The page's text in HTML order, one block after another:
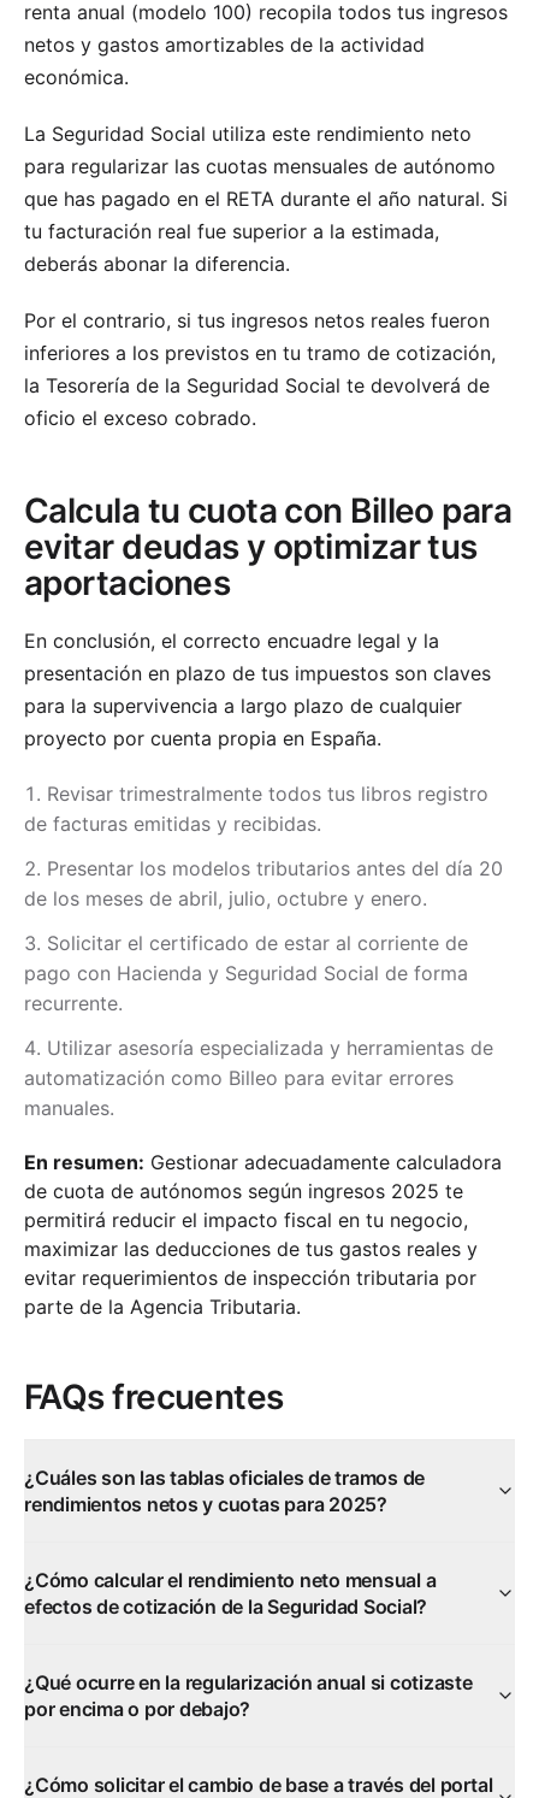
renta anual (modelo 100) recopila todos tus ingresos
netos y gastos amortizables de la actividad
económica.
La Seguridad Social utiliza este rendimiento neto
para regularizar las cuotas mensuales de autónomo
que has pagado en el RETA durante el año natural. Si
tu facturación real fue superior a la estimada,
deberás abonar la diferencia.
Por el contrario, si tus ingresos netos reales fueron
inferiores a los previstos en tu tramo de cotización,
la Tesorería de la Seguridad Social te devolverá de
oficio el exceso cobrado.
Calcula tu cuota con Billeo para
evitar deudas y optimizar tus
aportaciones
En conclusión, el correcto encuadre legal y la
presentación en plazo de tus impuestos son claves
para la supervivencia a largo plazo de cualquier
proyecto por cuenta propia en España.
Revisar trimestralmente todos tus libros registro
de facturas emitidas y recibidas.
Presentar los modelos tributarios antes del día 20
de los meses de abril, julio, octubre y enero.
Solicitar el certificado de estar al corriente de
pago con Hacienda y Seguridad Social de forma
recurrente.
Utilizar asesoría especializada y herramientas de
automatización como Billeo para evitar errores
manuales.
En resumen: Gestionar adecuadamente calculadora
de cuota de autónomos según ingresos 2025 te
permitirá reducir el impacto fiscal en tu negocio,
maximizar las deducciones de tus gastos reales y
evitar requerimientos de inspección tributaria por
parte de la Agencia Tributaria.
FAQs frecuentes
¿Cuáles son las tablas oficiales de tramos de
rendimientos netos y cuotas para 2025?
¿Cómo calcular el rendimiento neto mensual a
efectos de cotización de la Seguridad Social?
¿Qué ocurre en la regularización anual si cotizaste
por encima o por debajo?
¿Cómo solicitar el cambio de base a través del portal